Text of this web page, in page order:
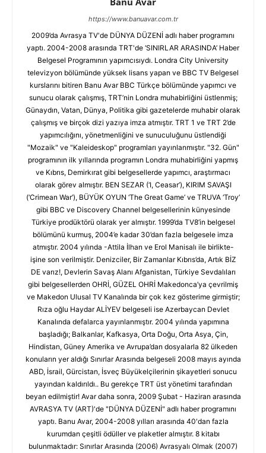
https://www.banuavar.com.tr
2009’da Avrasya TV'de DÜNYA DÜZENİ adlı haber programını
yaptı. 2004-2008 arasında TRT'de ‘SINIRLAR ARASINDA’ Haber
Belgesel Programının yapımcısıydı. Londra City University
televizyon bölümünde yüksek lisans yapan ve BBC TV Belgesel
kurslarını bitiren Banu Avar BBC Türkçe bölümünde yapımcı ve
sunucu olarak çalışmış, TRT’nin Londra muhabirliğini üstlenmiş;
Günaydın, Vatan, Dünya, Politika gibi gazetelerde muhabir olarak
çalışmış ve birçok dizi yazıya imza atmıştır. TRT 1 ve TRT 2’de
yapımcılığını, yönetmenliğini ve sunuculuğunu üstlendiği
"Mozaik" ve "Kaleideskop" programları yayınlanmıştır. "32. Gün"
programının ilk yıllarında programın Londra muhabirliğini yapmış
ve Kıbrıs, Demirkırat gibi belgesellerde yapımcı, araştırmacı
olarak görev almıştır. BEN SEZAR (‘I, Ceasar’), KIRIM SAVAŞI
(‘Crimean War’), BÜYÜK OYUN ‘The Great Game’ ve TRUVA ‘Troy’
gibi BBC ve Discovery Channel belgesellerinin künyesinde
Türkiye prodüktörü olarak yer almıştır. 1999’da TV8’in belgesel
bölümünü kurmuş, 2004’e kadar 30’dan fazla belgesele imza
atmıştır. 2004 yılında -Attila İlhan ve Erol Manisalı ile birlikte-
işine son verilmiştir. Denizciler, Bir Zamanlar Kıbrıs’da, Artık BİZ
DE varız!, Devlerin Savaş Alanı Afganistan, Türkiye Sevdalıları
gibi belgesellerden OHRİ, GÜZEL OHRİ Makedonca’ya çevrilmiş
ve Makedon Ulusal TV Kanalında bir çok kez gösterime girmiştir;
Rıza oğlu Haydar ALİYEV belgeseli ise Azerbaycan Devlet
Kanalında defalarca yayınlanmıştır. 2004 yılında yapımına
başladığı; Balkanlar, Kafkasya, Orta Doğu, Orta Asya, Çin,
Hindistan, Güney Amerika ve Avrupa’dan dosyalarla 82 ülkeden
konuların yer aldığı Sınırlar Arasında belgeseli 2008 mayıs ayında
ABD, İsrail, Gürcistan, İsveç Büyükelçilerinin şikayetleri sonucu
yayından kaldırıldı.. Bu gerekçe TRT üst yönetimi tarafından
beyan edilmiştir! Avar daha sonra, 2009 Şubat - Haziran arasında
AVRASYA TV (ART)'de "DÜNYA DÜZENİ" adlı haber programını
yaptı. Banu Avar, 2004-2008 yılları arasında 40'dan fazla
kurumdan çeşitli ödüller ve plaketler almıştır. 8 kitabı
bulunmaktadır: Sınırlar Arasında (2006) Avrasyalı Olmak (2007)